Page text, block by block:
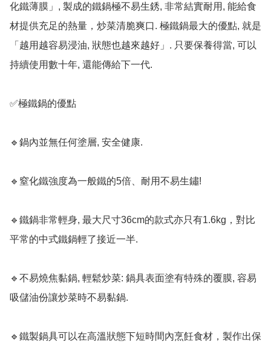
化鐵薄膜」, 製成的鐵鍋極不易生銹, 非常結實耐用, 能給食
材提供充足的熱量，炒菜清脆爽口. 極鐵鍋最大的優點, 就是
「越用越容易浸油, 狀態也越來越好」. 只要保養得當, 可以
持續使用數十年, 還能傳給下一代.
✅極鐵鍋的優點
🔹鍋內並無任何塗層, 安全健康.
🔹窒化鐵強度為一般鐵的5倍、耐用不易生鏽!
🔹鐵鍋非常輕身, 最大尺寸36cm的款式亦只有1.6kg，對比
平常的中式鐵鍋輕了接近一半.
🔹不易燒焦黏鍋, 輕鬆炒菜: 鍋具表面塗有特殊的覆膜, 容易
吸儲油份讓炒菜時不易黏鍋.
🔹鐵製鍋具可以在高溫狀態下短時間內烹飪食材，製作出保